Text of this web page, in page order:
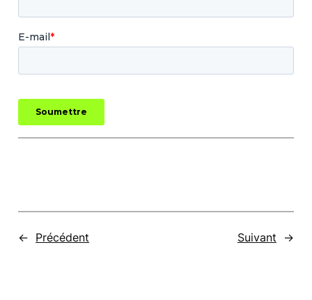
← Précédent Suivant →